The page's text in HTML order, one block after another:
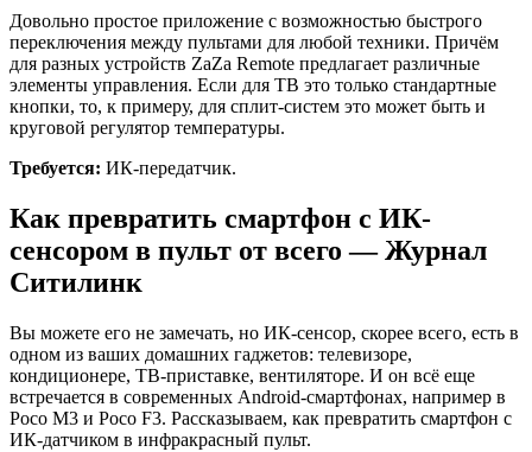
Довольно простое приложение с возможностью быстрого
переключения между пультами для любой техники. Причём
для разных устройств ZaZa Remote предлагает различные
элементы управления. Если для ТВ это только стандартные
кнопки, то, к примеру, для сплит-систем это может быть и
круговой регулятор температуры.
Требуется: ИК-передатчик.
Как превратить смартфон с ИК-
сенсором в пульт от всего — Журнал
Ситилинк
Вы можете его не замечать, но ИК-сенсор, скорее всего, есть в
одном из ваших домашних гаджетов: телевизоре,
кондиционере, ТВ-приставке, вентиляторе. И он всё еще
встречается в современных Android-смартфонах, например в
Poco M3 и Poco F3. Рассказываем, как превратить смартфон с
ИК-датчиком в инфракрасный пульт.